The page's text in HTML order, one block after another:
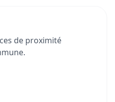
de proximité